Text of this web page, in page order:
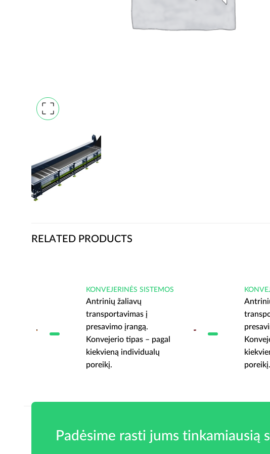
RELATED PRODUCTS
KONVEJERINĖS SISTEMOS
Antrinių žaliavų
transportavimas į
presavimo įrangą.
Konvejerio tipas – pagal
kiekvieną individualų
poreikį.
poreikį.
Padėsime rasti jums tinkamiausią